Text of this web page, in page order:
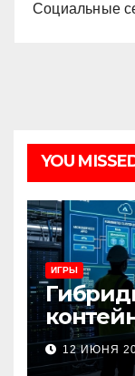
Социальные
YOU
ИГРЫ
и 12 ИЮНЯ